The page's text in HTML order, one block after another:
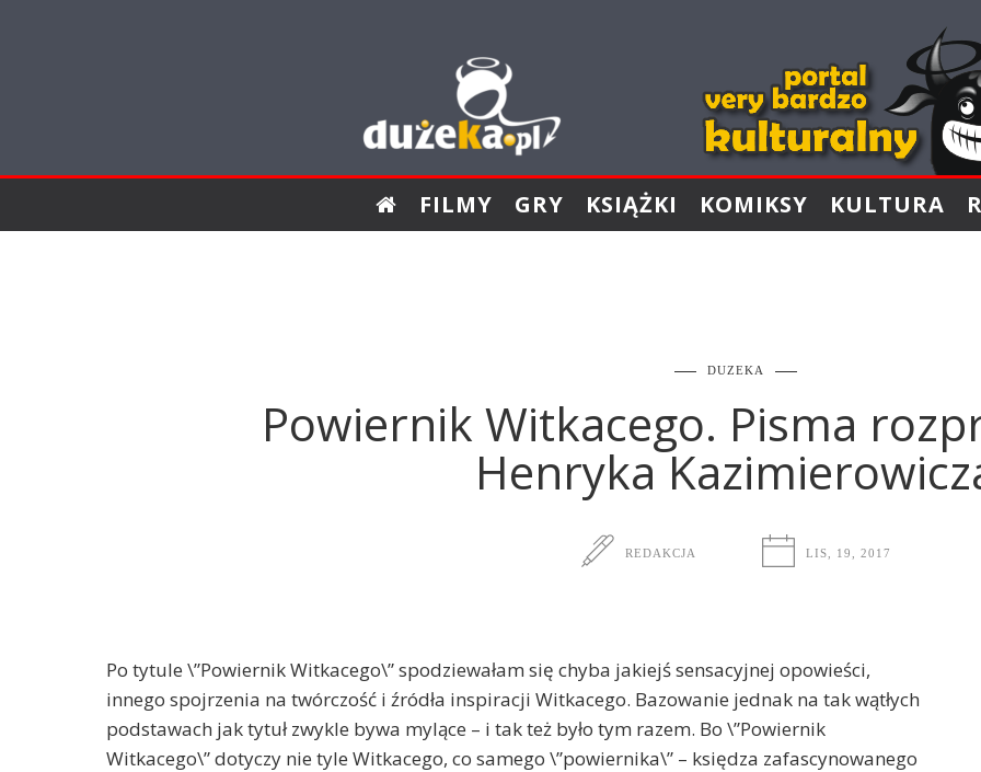
FILMY GRY KSIĄŻKI KOMIKSY KULTURA
DUZEKA
Powiernik Witkacego. Pisma
Henryka
REDAKCJA LIS, 19, 2017
Po tytule \”Powiernik Witkacego\” spodziewałam się chyba jakiejś sensacyjnej opowieści,
innego spojrzenia na twórczość i źródła inspiracji Witkacego. Bazowanie jednak na tak wątłych
podstawach jak tytuł zwykle bywa mylące – i tak też było tym razem. Bo \”Powiernik
Witkacego\” dotyczy nie tyle Witkacego, co samego \”powiernika\” – księdza zafascynowanego